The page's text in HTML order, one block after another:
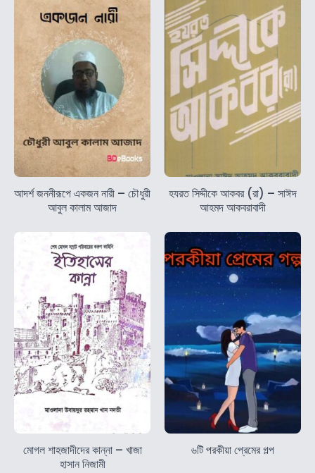
আদর্শ জননীরূপে একজন নারী – চৌধুরী
আবুল কালাম আজাদ
হযরত সিদ্দীকে আকবর (রা) – সাঈদ
আহমদ আকবরাবাদী
মোগল শাহজাদীদের কান্না – খাজা
হাসান নিজামী
৬টি পরকীয়া প্রেমের গল্প